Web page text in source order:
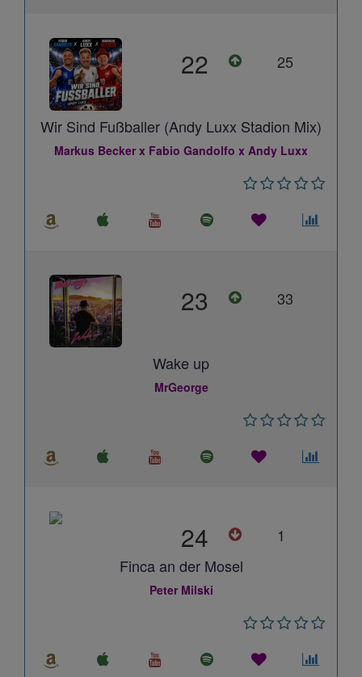
22 25
Wir Sind Fußballer (Andy Luxx Stadion Mix)
Markus Becker x Fabio Gandolfo x Andy Luxx
23 33
Wake up
MrGeorge
24
1
Finca an der Mosel
Peter Milski